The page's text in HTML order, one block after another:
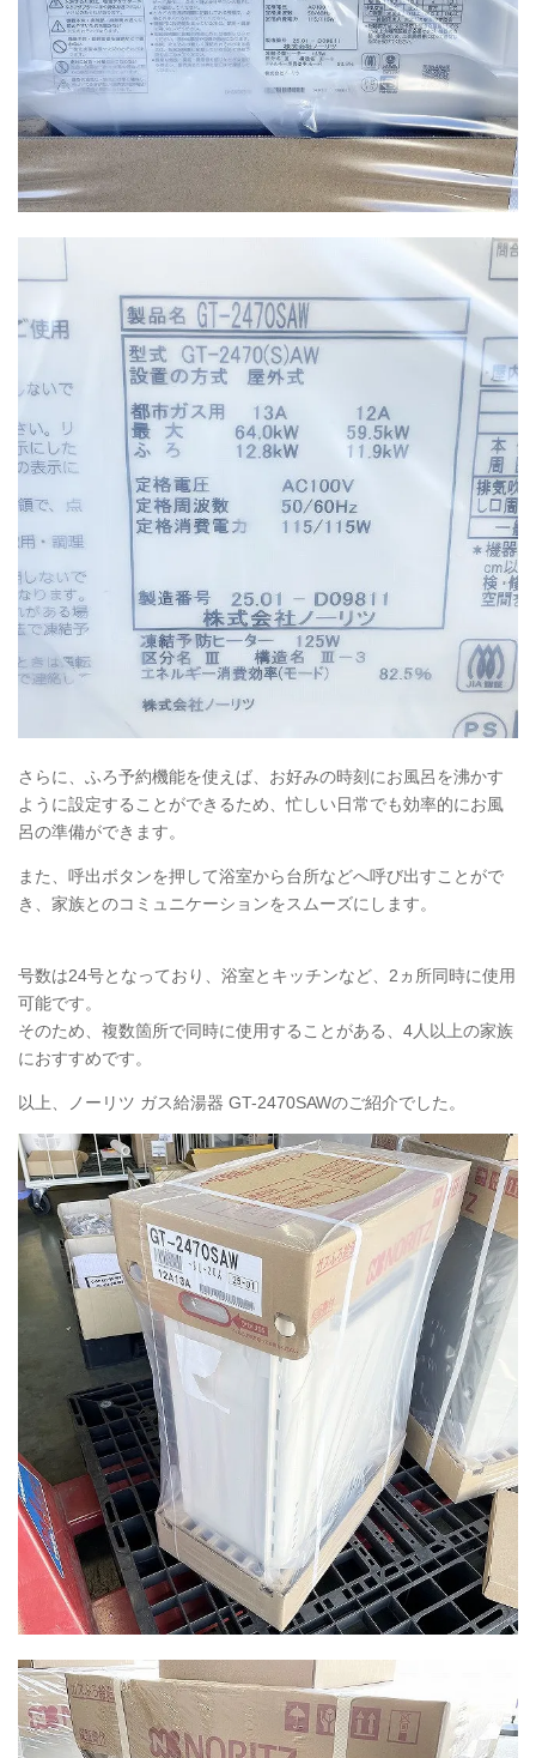
さらに、ふろ予約機能を使えば、お好みの時刻にお風呂を沸かす
ように設定することができるため、忙しい日常でも効率的にお風
呂の準備ができます。
また、呼出ボタンを押して浴室から台所などへ呼び出すことがで
き、家族とのコミュニケーションをスムーズにします。
号数は24号となっており、浴室とキッチンなど、2ヵ所同時に使用
可能です。
そのため、複数箇所で同時に使用することがある、4人以上の家族
におすすめです。
以上、ノーリツ ガス給湯器 GT-2470SAWのご紹介でした。